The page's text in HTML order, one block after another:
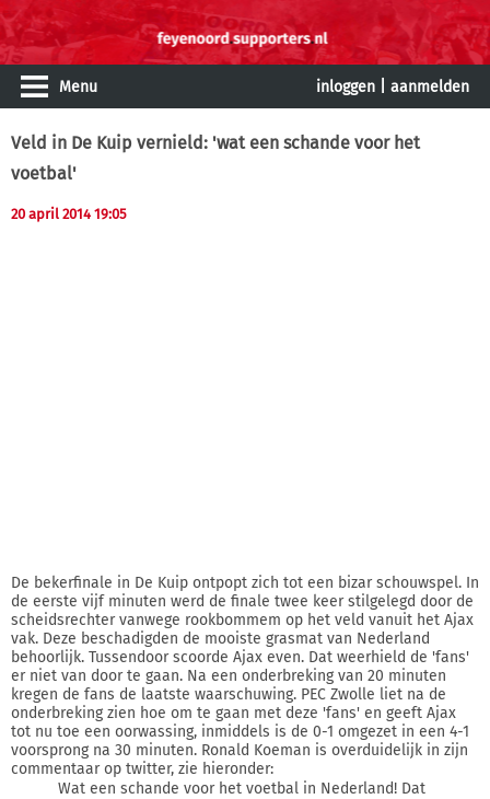
Menu inloggen aanmelden
Veld in De Kuip vernield: 'wat een schande voor het
voetbal'
20 april 2014 19:05
De bekerfinale in De Kuip ontpopt zich tot een bizar schouwspel. In
de eerste vijf minuten werd de finale twee keer stilgelegd door de
scheidsrechter vanwege rookbommem op het veld vanuit het Ajax
vak. Deze beschadigden de mooiste grasmat van Nederland
behoorlijk. Tussendoor scoorde Ajax even. Dat weerhield de 'fans'
er niet van door te gaan. Na een onderbreking van 20 minuten
kregen de fans de laatste waarschuwing. PEC Zwolle liet na de
onderbreking zien hoe om te gaan met deze 'fans' en geeft Ajax
tot nu toe een oorwassing, inmiddels is de 0-1 omgezet in een 4-1
voorsprong na 30 minuten. Ronald Koeman is overduidelijk in zijn
commentaar op twitter, zie hieronder:
Wat een schande voor het voetbal in Nederland! Dat